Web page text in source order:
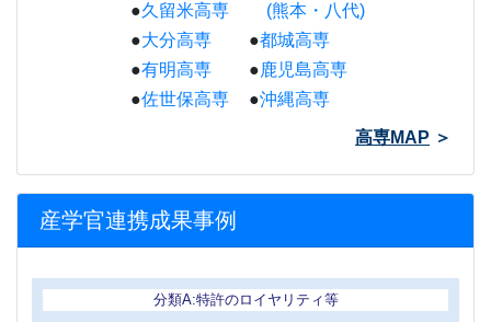
●久留米高専
(熊本・八代)
●大分高専 ●都城高専
●有明高専 ●鹿児島高専
●佐世保高専 ●沖縄高専
高専MAP ＞
産学官連携成果事例
分類A:特許のロイヤリティ等